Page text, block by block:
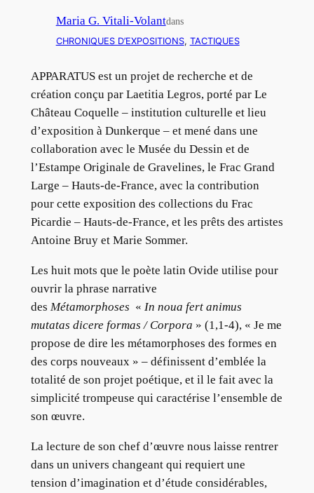
Maria G. Vitali-Volantdans
CHRONIQUES D’EXPOSITIONS, TACTIQUES
APPARATUS est un projet de recherche et de
création conçu par Laetitia Legros, porté par Le
Château Coquelle – institution culturelle et lieu
d’exposition à Dunkerque – et mené dans une
collaboration avec le Musée du Dessin et de
l’Estampe Originale de Gravelines, le Frac Grand
Large – Hauts-de-France, avec la contribution
pour cette exposition des collections du Frac
Picardie – Hauts-de-France, et les prêts des artistes
Antoine Bruy et Marie Sommer.
Les huit mots que le poète latin Ovide utilise pour
ouvrir la phrase narrative
des Métamorphoses « In noua fert animus
mutatas dicere formas / Corpora » (1,1-4), « Je me
propose de dire les métamorphoses des formes en
des corps nouveaux » – définissent d’emblée la
totalité de son projet poétique, et il le fait avec la
simplicité trompeuse qui caractérise l’ensemble de
son œuvre.
La lecture de son chef d’œuvre nous laisse rentrer
dans un univers changeant qui requiert une
tension d’imagination et d’étude considérables,